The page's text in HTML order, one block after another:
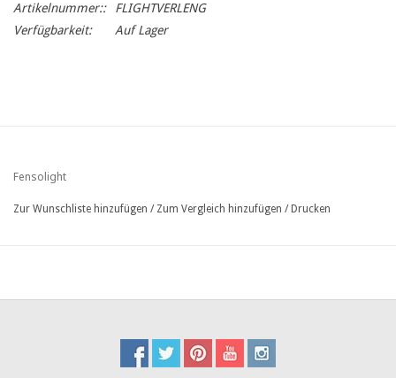
Artikelnummer::
FLIGHTVERLENG
Verfügbarkeit:
Auf Lager
Fensolight
Zur Wunschliste hinzufügen / Zum Vergleich hinzufügen / Drucken